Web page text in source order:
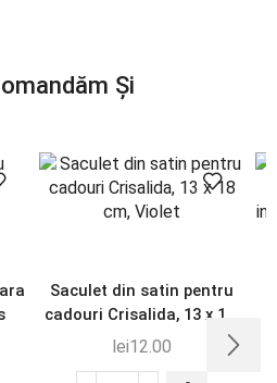
Și
Saculet din satin pentru
cadouri Crisalida, 13 x 1...
lei12.00